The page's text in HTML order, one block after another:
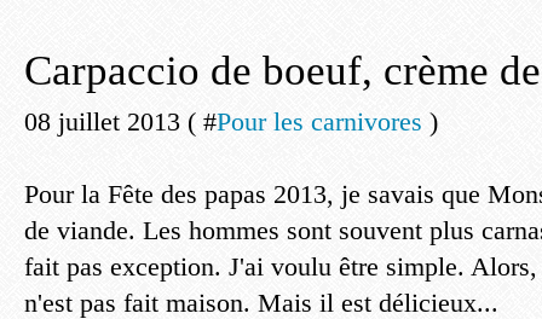
Carpaccio de boeuf, crème
08 juillet 2013 ( #Pour les carnivores )
Pour la Fête des papas 2013, je savais que
de viande. Les hommes sont souvent plus
fait pas exception. J'ai voulu être simple.
n'est pas fait maison. Mais il est délicieux...